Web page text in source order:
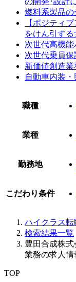
燃料系製品
【ポジティ
をけん引する
次世代高機
次世代乗員
新価値創造業
自動車内装
職種
業種
勤務地
こだわり条件
ハイクラス転
検索結果一覧
豊田合成株
業務の求人情
TOP